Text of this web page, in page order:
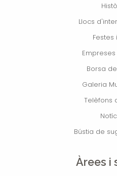
Llocs
Festes
Borsa
Galeria
Telèfons
Bústia de
Àrees i